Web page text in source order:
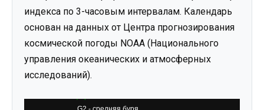
индекса по 3-часовым интервалам. Календарь
основан на данных от Центра прогнозирования
космической погоды NOAA (Национального
управления океанических и атмосферных
исследований).